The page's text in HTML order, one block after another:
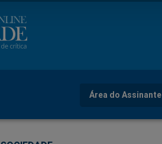
Área do Assinante